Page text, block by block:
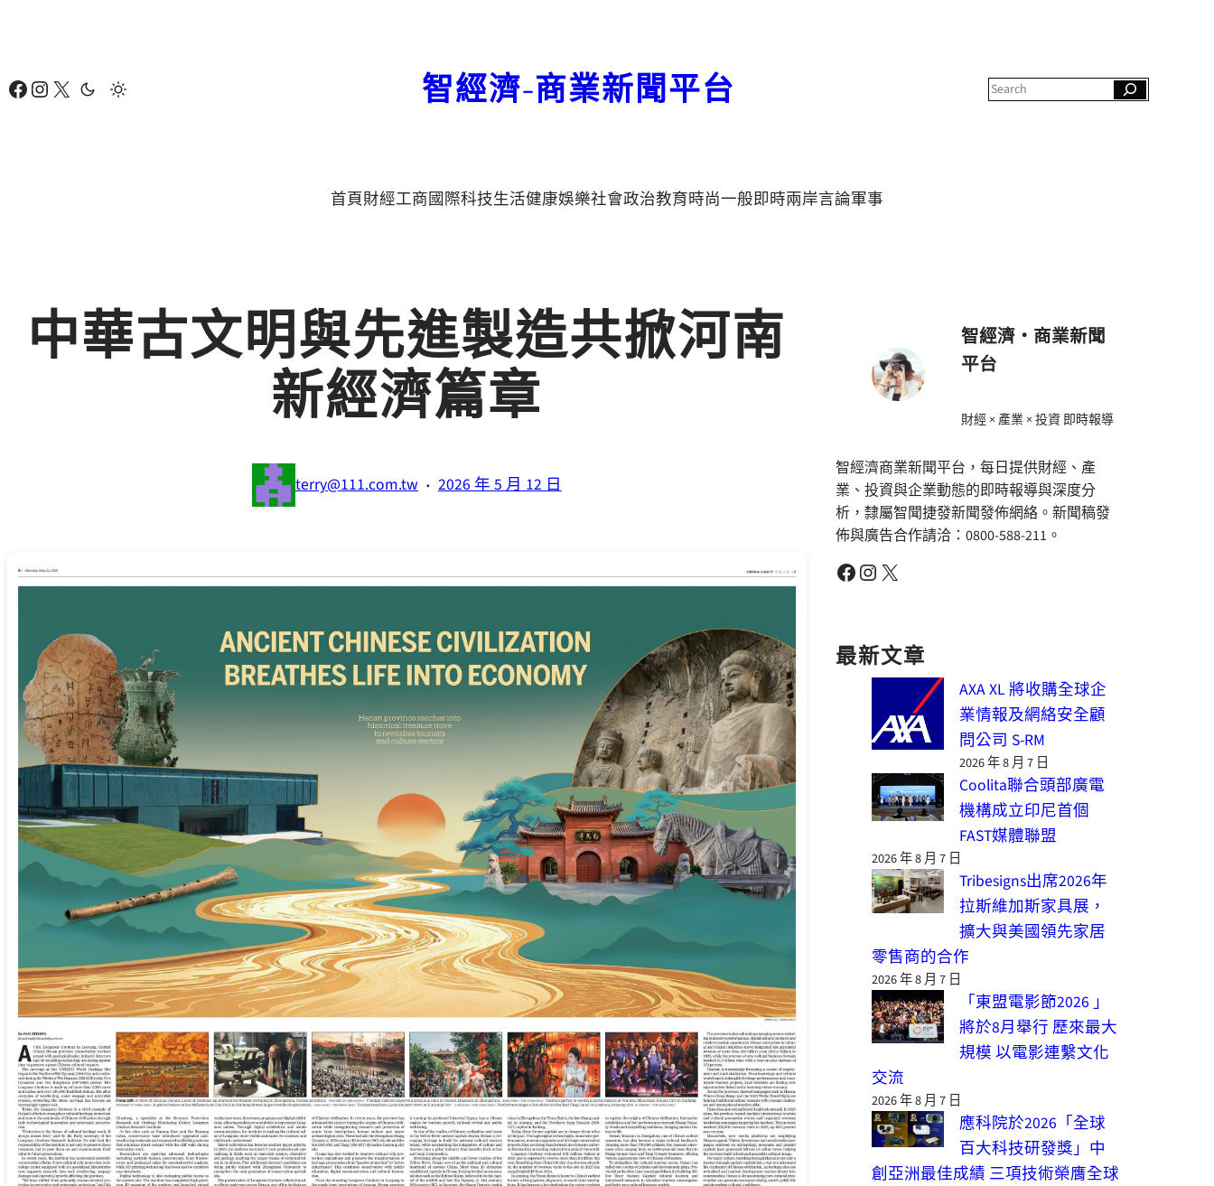
要
Facebook Instagram X 智經濟-商業新聞平台
c
首頁財經工商國際科技生活健康娛樂社會政治教育時尚一般即時兩岸言論軍事
中華古文明與先進製造共掀河南
新經濟篇章
terry@111.com.tw · 2026 年 5 月 12 日
智經濟・商業新聞
平台
財經 × 產業 × 投資 即時報導
智經濟商業新聞平台，每日提供財經、產
業、投資與企業動態的即時報導與深度分
析，隸屬智聞捷發新聞發佈網絡。新聞稿發
佈與廣告合作請洽：0800-588-211。
Facebook Instagram X
最新文章
AXA XL 將收購全球企
業情報及網絡安全顧
問公司 S-RM
2026 年 8 月 7 日
Coolita聯合頭部廣電
機構成立印尼首個
FAST媒體聯盟
2026 年 8 月 7 日
Tribesigns出席2026年
拉斯維加斯家具展，
擴大與美國領先家居
零售商的合作
2026 年 8 月 7 日
「東盟電影節2026 」
將於8月舉行 歷來最大
規模 以電影連繫文化
交流
2026 年 8 月 7 日
應科院於2026「全球
百大科技研發獎」中
創亞洲最佳成績 三項技術榮膺全球